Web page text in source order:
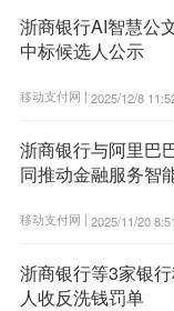
浙商银行AI智慧公
中标候选人公示
移动支付网 | 2025/12/8
浙商银行与阿里巴
同推动金融服务智
移动支付网 | 2025/11/20
浙商银行等3家银
人收反洗钱罚单